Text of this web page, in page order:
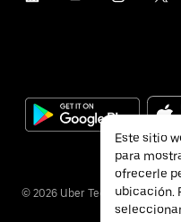
© 2026 Uber Technologies Inc.
Este sitio
para
ofrecerle
ubicación.